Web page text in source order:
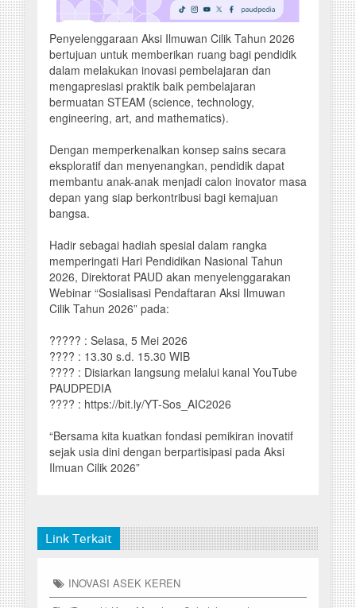
Penyelenggaraan Aksi Ilmuwan Cilik Tahun 2026
bertujuan untuk memberikan ruang bagi pendidik
dalam melakukan inovasi pembelajaran dan
mengapresiasi praktik baik pembelajaran
bermuatan STEAM (science, technology,
engineering, art, and mathematics).
Dengan memperkenalkan konsep sains secara
eksploratif dan menyenangkan, pendidik dapat
membantu anak-anak menjadi calon inovator masa
depan yang siap berkontribusi bagi kemajuan
bangsa.
Hadir sebagai hadiah spesial dalam rangka
memperingati Hari Pendidikan Nasional Tahun
2026, Direktorat PAUD akan menyelenggarakan
Webinar “Sosialisasi Pendaftaran Aksi Ilmuwan
Cilik Tahun 2026” pada:
????? : Selasa, 5 Mei 2026
???? : 13.30 s.d. 15.30 WIB
???? : Disiarkan langsung melalui kanal YouTube
PAUDPEDIA
???? : https://bit.ly/YT-Sos_AIC2026
“Bersama kita kuatkan fondasi pemikiran inovatif
sejak usia dini dengan berpartisipasi pada Aksi
Ilmuan Cilik 2026”
Link Terkait
INOVASI ASEK KEREN